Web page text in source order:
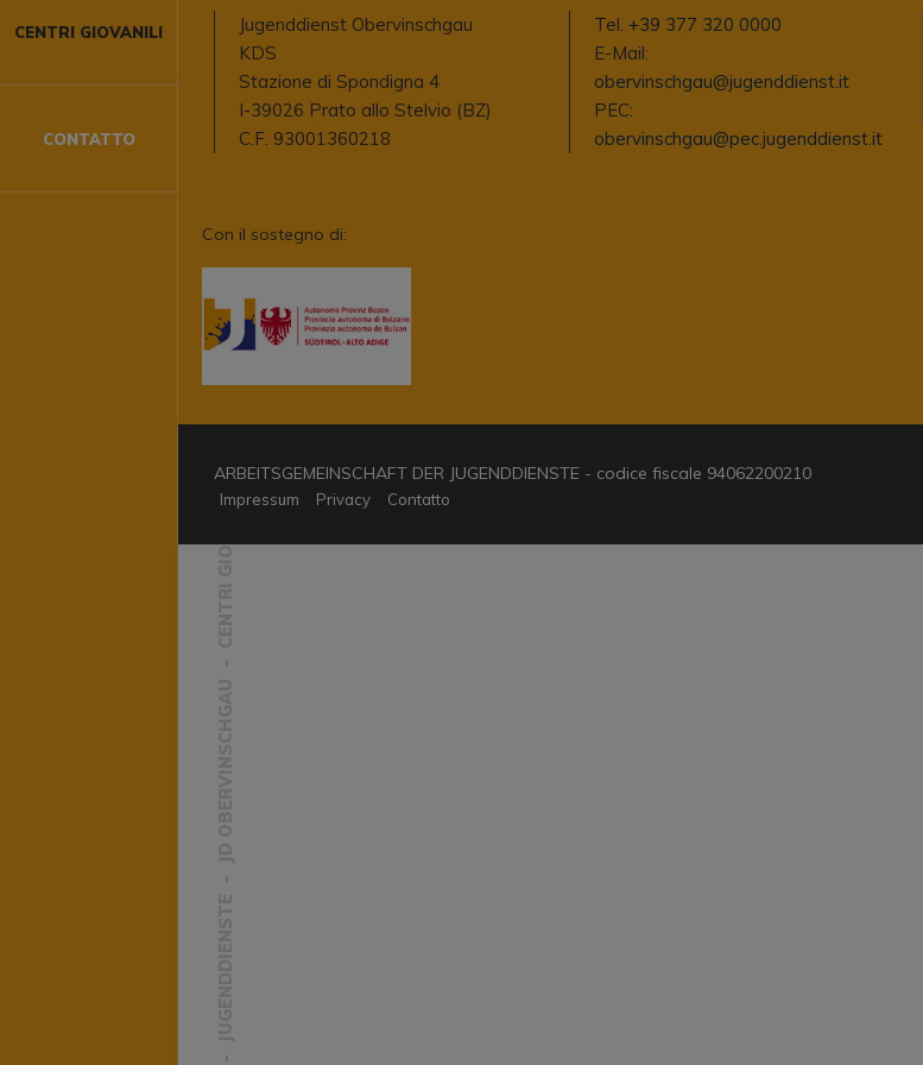
CENTRI GIOVANILI
StelvioCONTATTO
CENTRI GIOVANILI
STRUTTURE
CENTRO GIOVANILE JUMA - MALLES Jugenddienst Obervinschgau
KDS
Stazione di Spondigna 4
I-39026 Prato allo Stelvio (BZ)
C.F. 93001360218
Tel. +39 377 320 0000
E-Mail:
obervinschgau@jugenddienst.it
PEC:
obervinschgau@pec.jugenddienst.it
Con il sostegno di:
ARBEITSGEMEINSCHAFT DER JUGENDDIENSTE - codice fiscale 94062200210
Impressum Privacy Contatto